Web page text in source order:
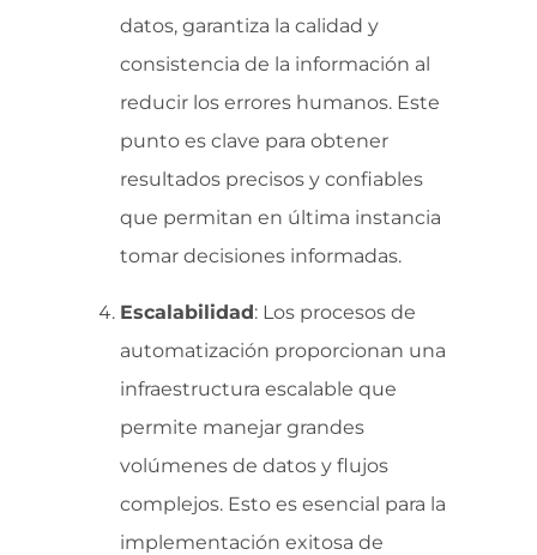
datos, garantiza la calidad y
consistencia de la información al
reducir los errores humanos. Este
punto es clave para obtener
resultados precisos y confiables
que permitan en última instancia
tomar decisiones informadas.
Escalabilidad: Los procesos de
automatización proporcionan una
infraestructura escalable que
permite manejar grandes
volúmenes de datos y flujos
complejos. Esto es esencial para la
implementación exitosa de